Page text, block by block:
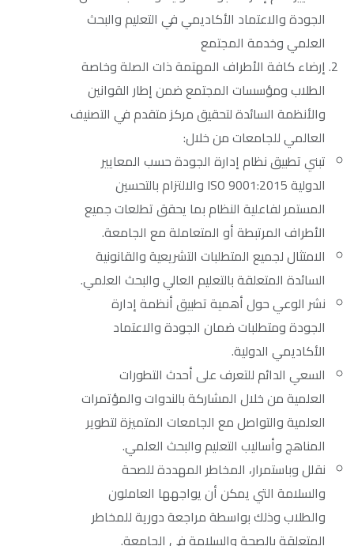
الجودة والاعتماد الأكاديمي في التعليم والبحث
العلمي وخدمة المجتمع
إرضاء كافة الأطراف المهتمة ذات الصلة وخاصة
الطلاب ومؤسسات المجتمع ضمن إطار القوانين
والأنظمة السائدة لتحقيق مركز متقدم في التصنيف
العالمي للجامعات من خلال:
تبني تطبيق نظام إدارة الجودة حسب المعايير
الدولية ISO 9001:2015 والالتزام بالتحسين
المستمر لفاعلية النظام بما يحقق تطلعات جميع
الأطراف المرتبطة أو المتعاملة مع الجامعة.
الامتثال لجميع المتطلبات التشريعية والقانونية
السائدة المتعلقة بالتعليم العالي والبحث العلمي.
نشر الوعي حول أهمية تطبيق أنظمة إدارة
الجودة ومتطلبات ضمان الجودة والاعتماد
الأكاديمي الدولية.
السعي الدائم للتعرف على أحدث التطورات
العلمية من خلال المشاركة بالندوات والمؤتمرات
العلمية والتواصل مع الجامعات المتميزة لتطوير
المناهج وأساليب التعليم والبحث العلمي.
نقلل وباستمرار، المخاطر المهددة للصحة
والسلامة التي يمكن أن يواجهها العاملون
والطلاب وذلك بواسطة مراجعة دورية للمخاطر
المتعلقة بالصحة والسلامة في الجامعة.